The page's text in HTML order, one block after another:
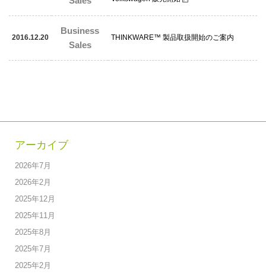
2016.12.20
Business
Sales
THINKWARE™ 製品取扱開始のご案内
アーカイブ
2026年7月
2026年2月
2025年12月
2025年11月
2025年8月
2025年7月
2025年2月